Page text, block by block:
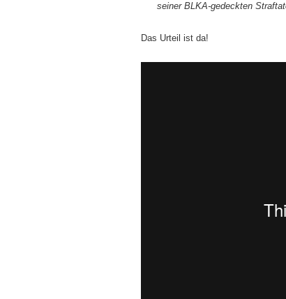
seiner BLKA-gedeckten
Das Urteil ist da!